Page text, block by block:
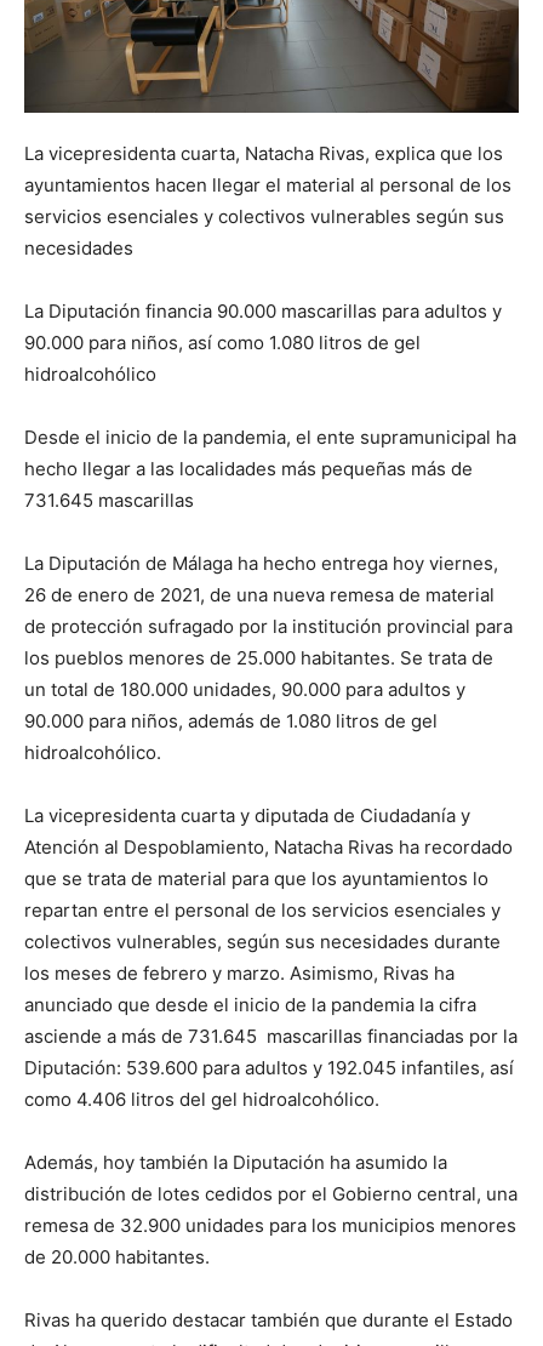
La vicepresidenta cuarta, Natacha Rivas, explica que los
ayuntamientos hacen llegar el material al personal de los
servicios esenciales y colectivos vulnerables según sus
necesidades
La Diputación financia 90.000 mascarillas para adultos y
90.000 para niños, así como 1.080 litros de gel
hidroalcohólico
Desde el inicio de la pandemia, el ente supramunicipal ha
hecho llegar a las localidades más pequeñas más de
731.645 mascarillas
La Diputación de Málaga ha hecho entrega hoy viernes,
26 de enero de 2021, de una nueva remesa de material
de protección sufragado por la institución provincial para
los pueblos menores de 25.000 habitantes. Se trata de
un total de 180.000 unidades, 90.000 para adultos y
90.000 para niños, además de 1.080 litros de gel
hidroalcohólico.
La vicepresidenta cuarta y diputada de Ciudadanía y
Atención al Despoblamiento, Natacha Rivas ha recordado
que se trata de material para que los ayuntamientos lo
repartan entre el personal de los servicios esenciales y
colectivos vulnerables, según sus necesidades durante
los meses de febrero y marzo. Asimismo, Rivas ha
anunciado que desde el inicio de la pandemia la cifra
asciende a más de 731.645 mascarillas financiadas por la
Diputación: 539.600 para adultos y 192.045 infantiles, así
como 4.406 litros del gel hidroalcohólico.
Además, hoy también la Diputación ha asumido la
distribución de lotes cedidos por el Gobierno central, una
remesa de 32.900 unidades para los municipios menores
de 20.000 habitantes.
Rivas ha querido destacar también que durante el Estado